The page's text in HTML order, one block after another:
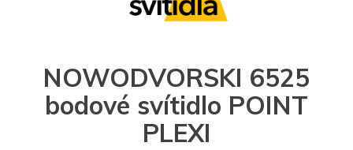
NOWODVORSKI 6525
bodové svítidlo POINT
PLEXI